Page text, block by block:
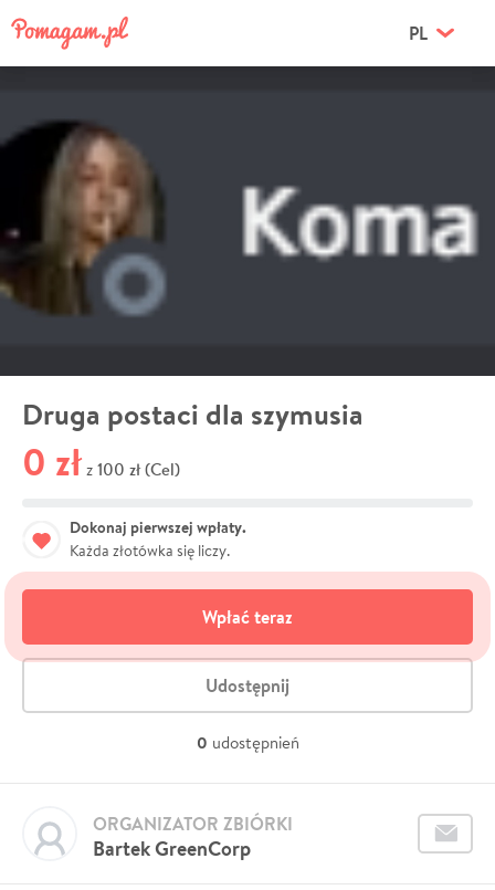
PL
Druga postaci dla szymusia
0 zł z 100 zł (Cel)
Dokonaj pierwszej wpłaty.
Każda złotówka się liczy.
Wpłać teraz
Udostępnij
0 udostępnień
Bartek GreenCorp
ORGANIZATOR ZBIÓRKI